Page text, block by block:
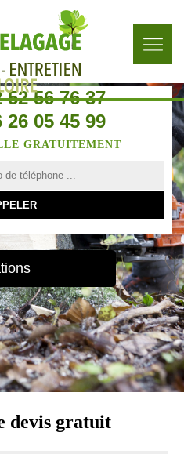
52 56 76 37
26 05 45 99
GRATUITEMENT
devis gratuit